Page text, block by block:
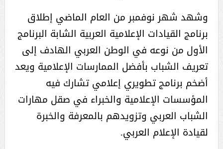
وشهد شهر نوفمبر من العام الماضي إطلاق
برنامج القيادات الإعلامية العربية الشابة البرنامج
الأول من نوعه في الوطن العربي الهادف إلى
تعريف الشباب بأفضل الممارسات الإعلامية ويعد
أضخم برنامج تطويري إعلامي تشارك فيه
المؤسسات الإعلامية والخبراء في صقل مهارات
الشباب العربي وتزويدهم بالمعرفة والخبرة
لقيادة الإعلام العربي.